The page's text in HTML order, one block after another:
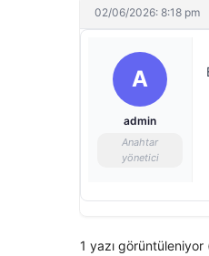
02/06/2026: 8:18 pm
A
admin
Anahtar
yönetici
1 yazı görüntüleniyor